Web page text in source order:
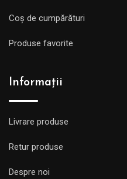
Coș de cumpărături
Produse favorite
Informații
Livrare produse
Retur produse
Despre noi